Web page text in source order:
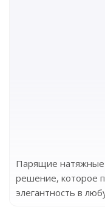
Парящие натяжные
решение, которое
элегантность в